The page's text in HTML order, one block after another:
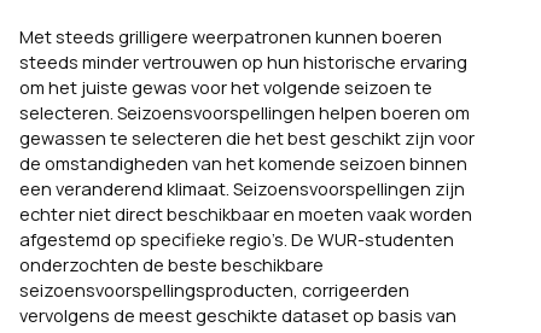
Met steeds grilligere weerpatronen kunnen boeren
steeds minder vertrouwen op hun historische ervaring
om het juiste gewas voor het volgende seizoen te
selecteren. Seizoensvoorspellingen helpen boeren om
gewassen te selecteren die het best geschikt zijn voor
de omstandigheden van het komende seizoen binnen
een veranderend klimaat. Seizoensvoorspellingen zijn
echter niet direct beschikbaar en moeten vaak worden
afgestemd op specifieke regio’s. De WUR-studenten
onderzochten de beste beschikbare
seizoensvoorspellingsproducten, corrigeerden
vervolgens de meest geschikte dataset op basis van